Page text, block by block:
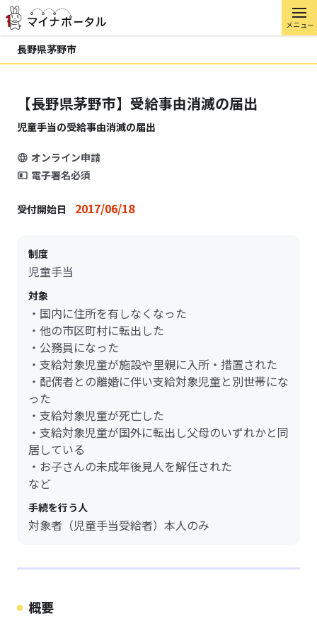
メニュー
長野県茅野市
【長野県茅野市】受給事由消滅の届出
児童手当の受給事由消滅の届出
オンライン申請
電子署名必須
受付開始日 2017/06/18
制度
児童手当
対象
・国内に住所を有しなくなった
・他の市区町村に転出した
・公務員になった
・支給対象児童が施設や里親に入所・措置された
・配偶者との離婚に伴い支給対象児童と別世帯にな
った
・支給対象児童が死亡した
・支給対象児童が国外に転出し父母のいずれかと同
居している
・お子さんの未成年後見人を解任された
など
手続を行う人
対象者（児童手当受給者）本人のみ
概要